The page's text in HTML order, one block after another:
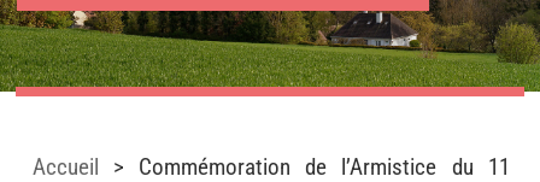
Accueil > Commémoration de l’Armistice du 11